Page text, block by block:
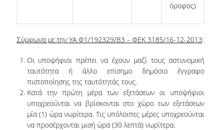
CURRENT PHD HOLDERS
PHD CANDIDATES
RESEARCH SEMINARS
όροφος)
Σύμφωνα με την ΥΑ Φ1/192329/Β3 – ΦΕΚ 3185/16-12-2013:
Οι υποψήφιοι πρέπει να έχουν μαζί τους αστυνομική
ταυτότητα ή άλλο επίσημο δημόσιο έγγραφο
πιστοποίησης της ταυτότητάς τους.
Κατά την πρώτη μέρα των εξετάσεων οι υποψήφιοι
υποχρεούνται να βρίσκονται στο χώρο των εξετάσεων
μία (1) ώρα νωρίτερα. Τις υπόλοιπες μέρες υποχρεούνται
να προσέρχονται μισή ώρα (30 λεπτά) νωρίτερα.